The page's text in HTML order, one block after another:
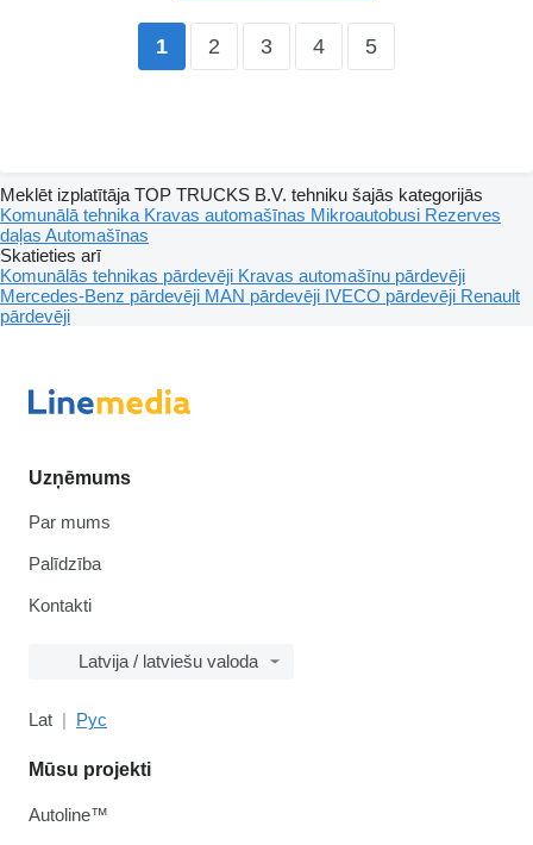
1 2 3 4 5
Meklēt izplatītāja TOP TRUCKS B.V. tehniku šajās kategorijās
Komunālā tehnika Kravas automašīnas Mikroautobusi Rezerves
daļas Automašīnas
Skatieties arī
Komunālās tehnikas pārdevēji Kravas automašīnu pārdevēji
Mercedes-Benz pārdevēji MAN pārdevēji IVECO pārdevēji Renault
pārdevēji
Uzņēmums
Par mums
Palīdzība
Kontakti
Latvija / latviešu valoda
Lat Рус
Mūsu projekti
Autoline™